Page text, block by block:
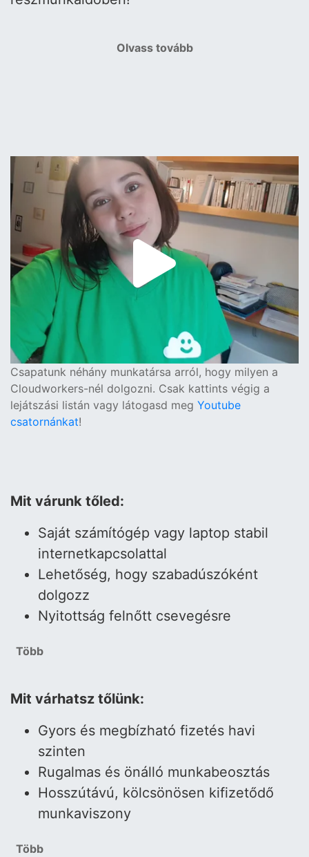
Olvass tovább
Csapatunk néhány munkatársa arról, hogy milyen a
Cloudworkers-nél dolgozni. Csak kattints végig a
lejátszási listán vagy látogasd meg Youtube
csatornánkat!
Mit várunk tőled:
Saját számítógép vagy laptop stabil
internetkapcsolattal
Lehetőség, hogy szabadúszóként
dolgozz
Nyitottság felnőtt csevegésre
Több
Mit várhatsz tőlünk:
Gyors és megbízható fizetés havi
szinten
Rugalmas és önálló munkabeosztás
Hosszútávú, kölcsönösen kifizetődő
munkaviszony
Több